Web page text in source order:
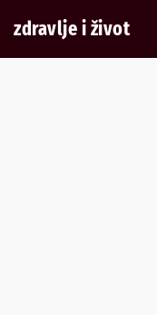
zdravlje i život